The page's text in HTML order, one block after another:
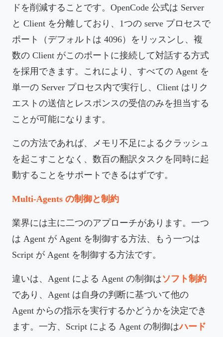
ドを削減することです。OpenCode 公式は Server
と Client を分離しており、1つの serve プロセスで
ポート（デフォルトは 4096）をリッスンし、複
数の Client がこのポートに接続して対話する方式
を採用できます。これにより、すべての Agent を
単一の Server プロセス内で実行し、Client はリク
エストの送信とレスポンスの受信のみを担当する
ことが可能になります。
この方法であれば、メモリ不足によるクラッシュ
を起こすことなく、数百の翻訳タスクを同時に起
動することをサポートできるはずです。
Multi-Agents の制御と制約
業界には主に二つのアプローチがあります。一つ
は Agent が Agent を制御する方法、もう一つは
Script が Agent を制御する方法です。
違いは、Agent による Agent の制御はソフト制約
であり、Agent は自身の判断に基づいて他の
Agent からの指示を実行するかどうかを決定でき
ます。一方、Script による Agent の制御はハード